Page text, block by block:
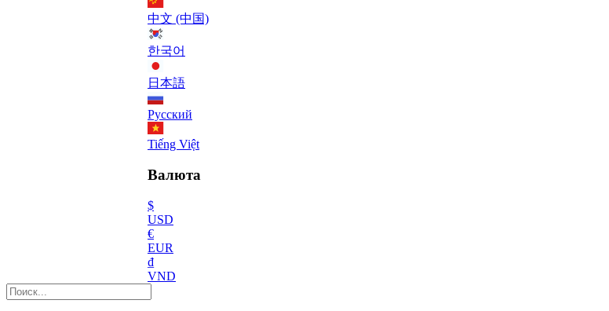
中文 (中国)
한국어
日本語
Русский
Tiếng Việt
Валюта
$
USD
€
EUR
₫
VND